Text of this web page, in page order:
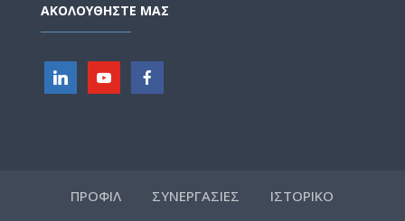
ΑΚΟΛΟΥΘΗΣΤΕ ΜΑΣ
ΠΡΟΦΙΛ ΣΥΝΕΡΓΑΣΙΕΣ ΙΣΤΟΡΙΚΟ